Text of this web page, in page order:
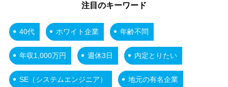
注目のキーワード
40代 ホワイト企業 年齢不問
年収1,000万円 週休3日 内定とりたい
SE（システムエンジニア） 地元の有名企業